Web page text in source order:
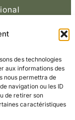
des technologies
aux informations des
nous permettra de
navigation ou les ID
de retirer son
caractéristiques